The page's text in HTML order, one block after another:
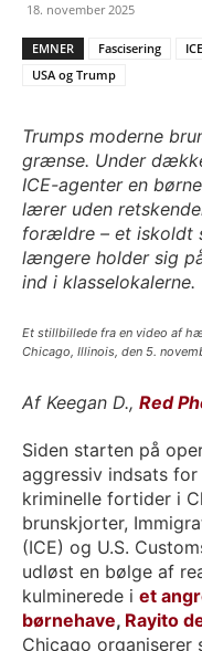
18. november 2025
EMNER Fascisering ICE
USA og Trump
Trumps moderne
grænse. Under
ICE-agenter en
lærer uden
forældre – et iskoldt
længere holder sig
ind i klasselokalerne.
Et stillbillede fra en video af
Chicago, Illinois, den 5.
Af Keegan D., Red
Siden starten på
aggressiv indsats
kriminelle fortider i
brunskjorter,
(ICE) og U.S.
udløst en bølge af
kulminerede i et
børnehave, Rayito
Chicago